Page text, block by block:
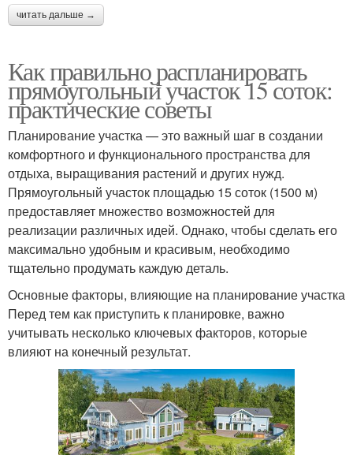
читать дальше →
Как правильно распланировать
прямоугольный участок 15 соток:
практические советы
Планирование участка — это важный шаг в создании
комфортного и функционального пространства для
отдыха, выращивания растений и других нужд.
Прямоугольный участок площадью 15 соток (1500 м)
предоставляет множество возможностей для
реализации различных идей. Однако, чтобы сделать его
максимально удобным и красивым, необходимо
тщательно продумать каждую деталь.
Основные факторы, влияющие на планирование участка
Перед тем как приступить к планировке, важно
учитывать несколько ключевых факторов, которые
влияют на конечный результат.